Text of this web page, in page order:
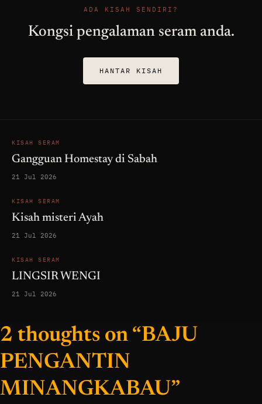
ADA KISAH SENDIRI?
Kongsi pengalaman seram anda.
HANTAR KISAH
KISAH SERAM
Gangguan Homestay di Sabah
21 Jul 2026
KISAH SERAM
Kisah misteri Ayah
21 Jul 2026
KISAH SERAM
LINGSIR WENGI
21 Jul 2026
2 thoughts on “BAJU
PENGANTIN
MINANGKABAU”